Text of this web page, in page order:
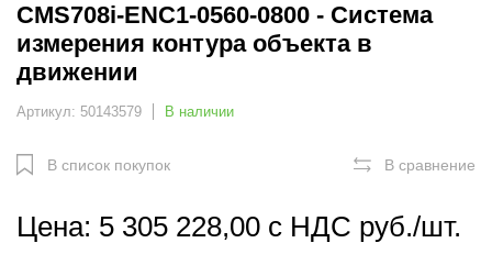
CMS708i-ENC1-0560-0800 - Система
измерения контура объекта в
движении
Артикул: 50143579 В наличии
В список покупок В сравнение
Цена: 5 305 228,00 с НДС руб./шт.